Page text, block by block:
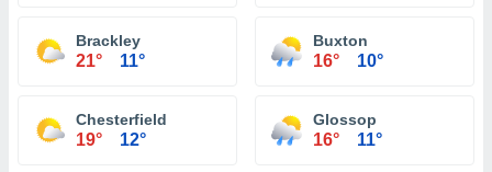
Brackley
21° 11°
Buxton
16° 10°
Chesterfield
19° 12°
Glossop
16° 11°